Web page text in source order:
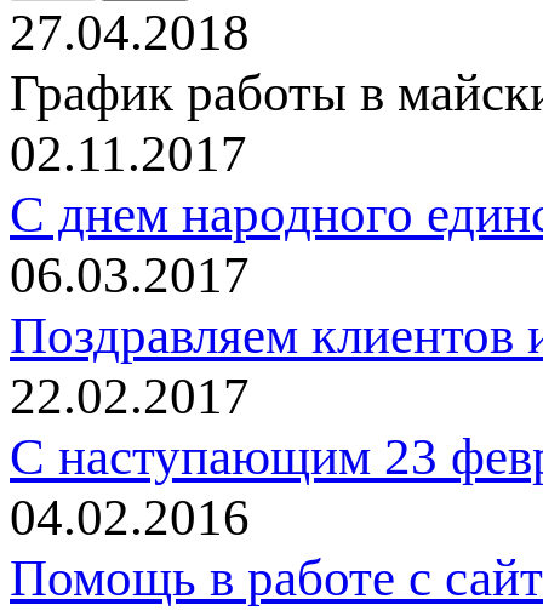
27.04.2018
График работы в
02.11.2017
C днем народного
06.03.2017
Поздравляем клиентов
22.02.2017
С наступающим 23
04.02.2016
Помощь в работе с